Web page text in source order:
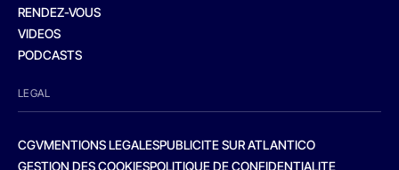
RENDEZ-VOUS
VIDEOS
PODCASTS
LEGAL
CGVMENTIONS LEGALESPUBLICITE SUR ATLANTICO
GESTION DES COOKIESPOLITIQUE DE CONFIDENTIALITE